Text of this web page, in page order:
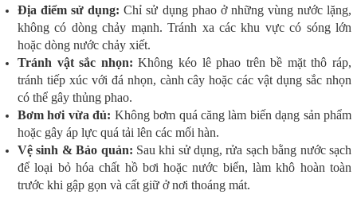
Địa điểm sử dụng: Chỉ sử dụng phao ở những vùng nước lặng,
không có dòng chảy mạnh. Tránh xa các khu vực có sóng lớn
hoặc dòng nước chảy xiết.
Tránh vật sắc nhọn: Không kéo lê phao trên bề mặt thô ráp,
tránh tiếp xúc với đá nhọn, cành cây hoặc các vật dụng sắc nhọn
có thể gây thủng phao.
Bơm hơi vừa đủ: Không bơm quá căng làm biến dạng sản phẩm
hoặc gây áp lực quá tải lên các mối hàn.
Vệ sinh & Bảo quản: Sau khi sử dụng, rửa sạch bằng nước sạch
để loại bỏ hóa chất hồ bơi hoặc nước biển, làm khô hoàn toàn
trước khi gập gọn và cất giữ ở nơi thoáng mát.